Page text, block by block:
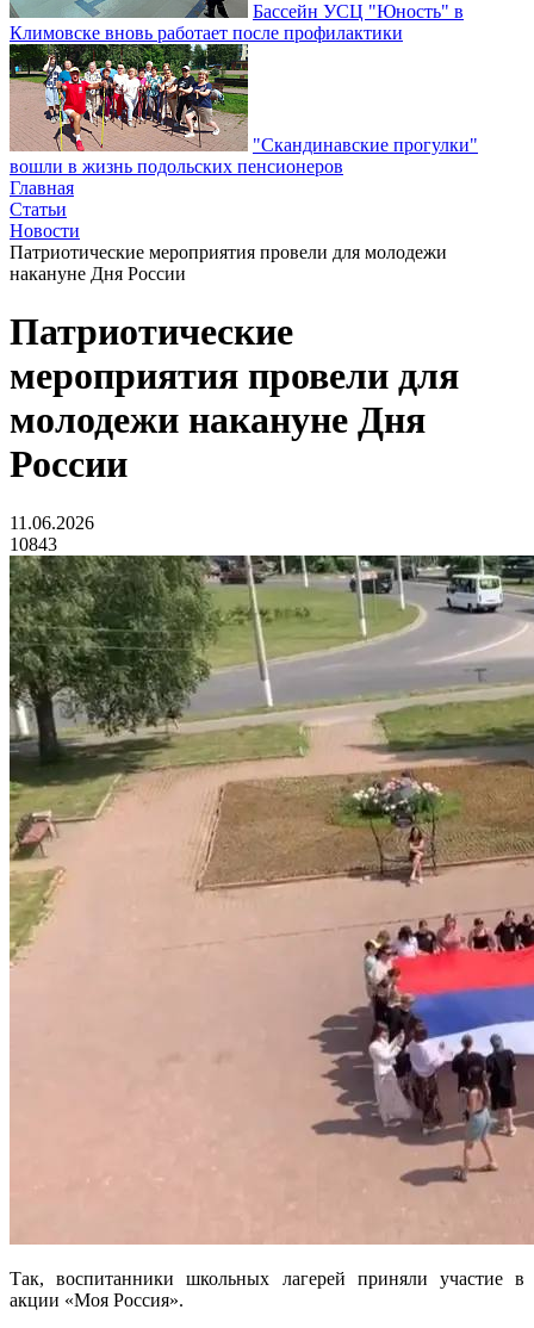
Бассейн УСЦ "Юность" в
Климовске вновь работает после профилактики
"Скандинавские прогулки"
вошли в жизнь подольских пенсионеров
Главная
Статьи
Новости
Патриотические мероприятия провели для молодежи
накануне Дня России
Патриотические
мероприятия провели для
молодежи накануне Дня
России
11.06.2026
10843
Так, воспитанники школьных лагерей приняли участие в
акции «Моя Россия».